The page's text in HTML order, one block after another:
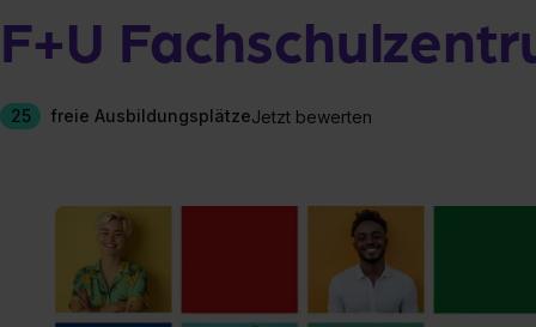
F+U
25 freie AusbildungsplätzeJetzt bewerten